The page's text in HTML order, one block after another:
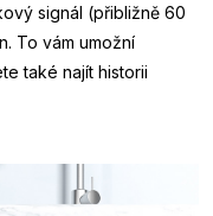
signál (přibližně 60
To vám umožní
také najít historii